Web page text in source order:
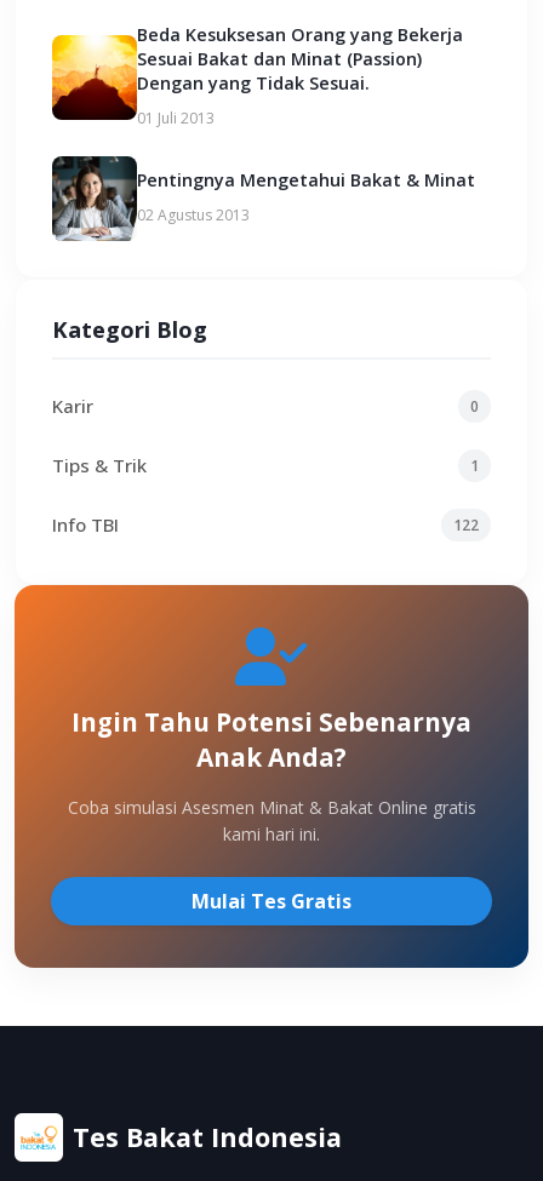
Beda Kesuksesan Orang yang Bekerja
Sesuai Bakat dan Minat (Passion)
Dengan yang Tidak Sesuai.
01 Juli 2013
Pentingnya Mengetahui Bakat & Minat
02 Agustus 2013
Kategori Blog
Karir 0
Tips & Trik 1
Info TBI 122
Ingin Tahu Potensi Sebenarnya
Anak Anda?
Coba simulasi Asesmen Minat & Bakat Online gratis
kami hari ini.
Mulai Tes Gratis
Tes Bakat Indonesia